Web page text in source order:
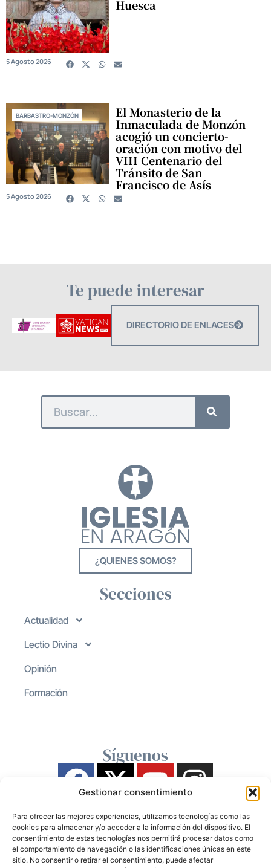
Gestionar consentimiento
Para ofrecer las mejores experiencias, utilizamos tecnologías como las
cookies para almacenar y/o acceder a la información del dispositivo. El
consentimiento de estas tecnologías nos permitirá procesar datos como
el comportamiento de navegación o las identificaciones únicas en este
sitio. No consentir o retirar el consentimiento, puede afectar
Huesca
5 Agosto 2026
BARBASTRO-MONZÓN El Monasterio de la
Inmaculada de Monzón
acogió un concierto-
oración con motivo del
VIII Centenario del
Tránsito de San
Francisco de Asís
5 Agosto 2026
Te puede interesar
DIRECTORIO DE ENLACES
¿QUIENES SOMOS?
Secciones
Actualidad
Lectio Divina
Opinión
Formación
Síguenos